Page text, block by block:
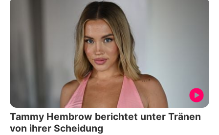
Tammy Hembrow berichtet unter Tränen
von ihrer Scheidung